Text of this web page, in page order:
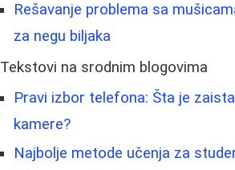
Rešavanje problema sa
za negu biljaka
Tekstovi na srodnim blogovima
Pravi izbor telefona: Šta je
kamere?
Najbolje metode učenja za